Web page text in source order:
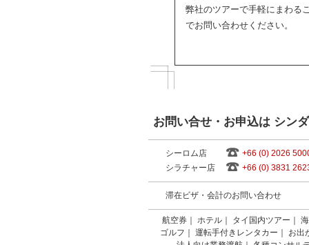
弊社のツアーで手軽にまわる
でお問い合わせください。
お問い合せ・お申込は シン
シーロム店
+66 (0) 2026
シラチャー店
+66 (0) 3831
滞在ビザ・会計のお問い合わせ
航空券 ホテル タイ国内ツアー
ゴルフ
運転手付きレンタカー
お出